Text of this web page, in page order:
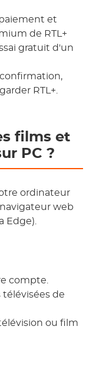
et
de RTL+
gratuit d'un
RTL+.
films et
PC ?
ordinateur
web
Edge).
compte.
télévisées de
ou film